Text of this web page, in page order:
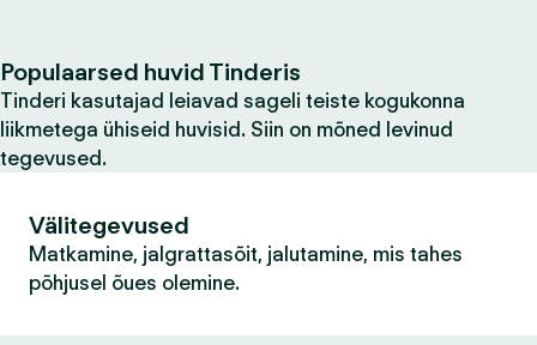
Populaarsed huvid Tinderis
Tinderi kasutajad leiavad sageli teiste kogukonna
liikmetega ühiseid huvisid. Siin on mõned levinud
tegevused.
Välitegevused
Matkamine, jalgrattasõit, jalutamine, mis tahes
põhjusel õues olemine.